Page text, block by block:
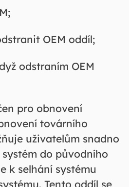
OEM oddíl;
odstraním OEM
pro obnovení
továrního
uživatelům snadno
do původního
k selhání systému
Tento oddíl se